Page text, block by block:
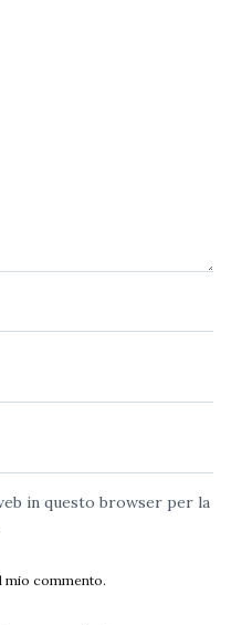
in questo browser per la
mio commento.